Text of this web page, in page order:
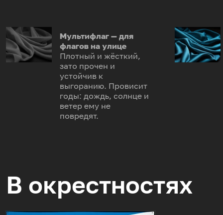
Мультифлаг — для
флагов на улице
Плотный и жёсткий,
зато прочен и
устойчив к
выгоранию. Провисит
годы: дождь, солнце и
ветер ему не
повредят.
В окрестностях